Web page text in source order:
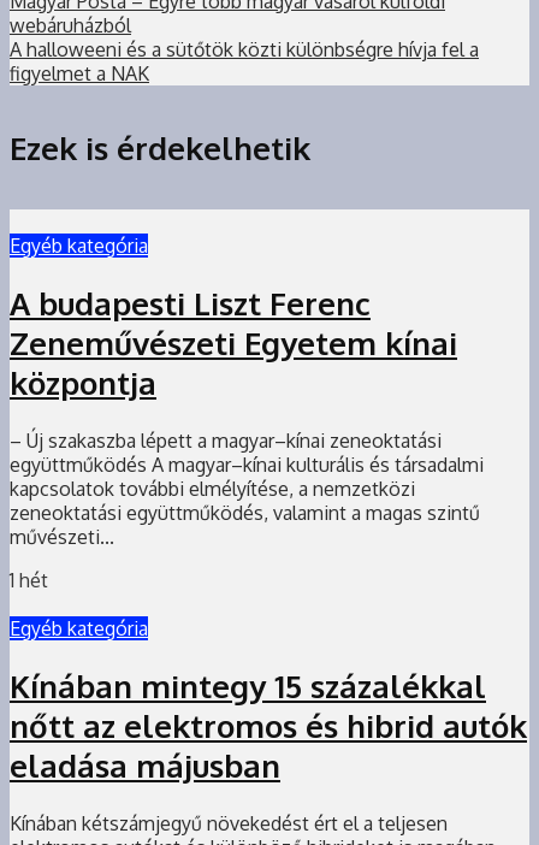
webáruházból
A halloweeni és a sütőtök közti különbségre hívja fel a
figyelmet a NAK
Ezek is érdekelhetik
Egyéb kategória
A budapesti Liszt Ferenc
Zeneművészeti Egyetem kínai
központja
– Új szakaszba lépett a magyar–kínai zeneoktatási
együttműködés A magyar–kínai kulturális és társadalmi
kapcsolatok további elmélyítése, a nemzetközi
zeneoktatási együttműködés, valamint a magas szintű
művészeti...
1 hét
Egyéb kategória
Kínában mintegy 15 százalékkal
nőtt az elektromos és hibrid autók
eladása májusban
Kínában kétszámjegyű növekedést ért el a teljesen